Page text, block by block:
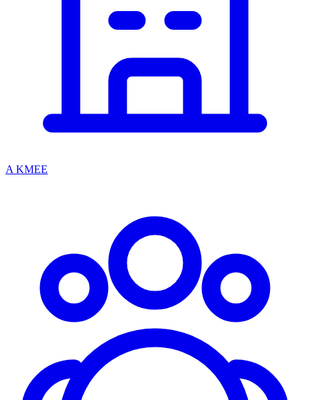
A KMEE